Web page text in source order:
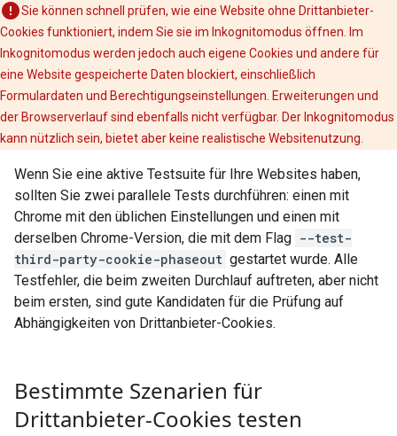
Sie können schnell prüfen, wie eine Website ohne Drittanbieter-
Cookies funktioniert, indem Sie sie im Inkognitomodus öffnen. Im
Inkognitomodus werden jedoch auch eigene Cookies und andere für
eine Website gespeicherte Daten blockiert, einschließlich
Formulardaten und Berechtigungseinstellungen. Erweiterungen und
der Browserverlauf sind ebenfalls nicht verfügbar. Der Inkognitomodus
kann nützlich sein, bietet aber keine realistische Websitenutzung.
Wenn Sie eine aktive Testsuite für Ihre Websites haben,
sollten Sie zwei parallele Tests durchführen: einen mit
Chrome mit den üblichen Einstellungen und einen mit
derselben Chrome-Version, die mit dem Flag --test-
third-party-cookie-phaseout gestartet wurde. Alle
Testfehler, die beim zweiten Durchlauf auftreten, aber nicht
beim ersten, sind gute Kandidaten für die Prüfung auf
Abhängigkeiten von Drittanbieter-Cookies.
Bestimmte Szenarien für
Drittanbieter-Cookies testen